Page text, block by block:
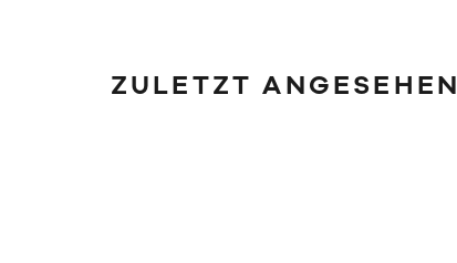
ZULETZT ANGESEHEN